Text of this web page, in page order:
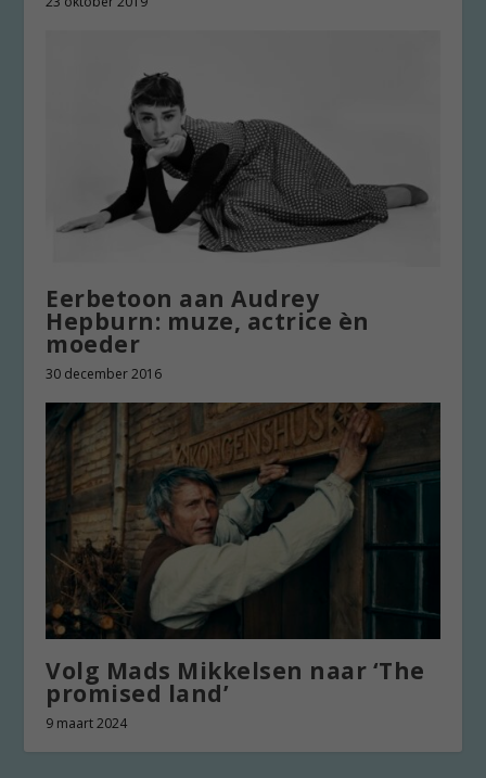
Eerbetoon aan Audrey
Hepburn: muze, actrice èn
moeder
30 december 2016
Volg Mads Mikkelsen naar ‘The
promised land’
9 maart 2024